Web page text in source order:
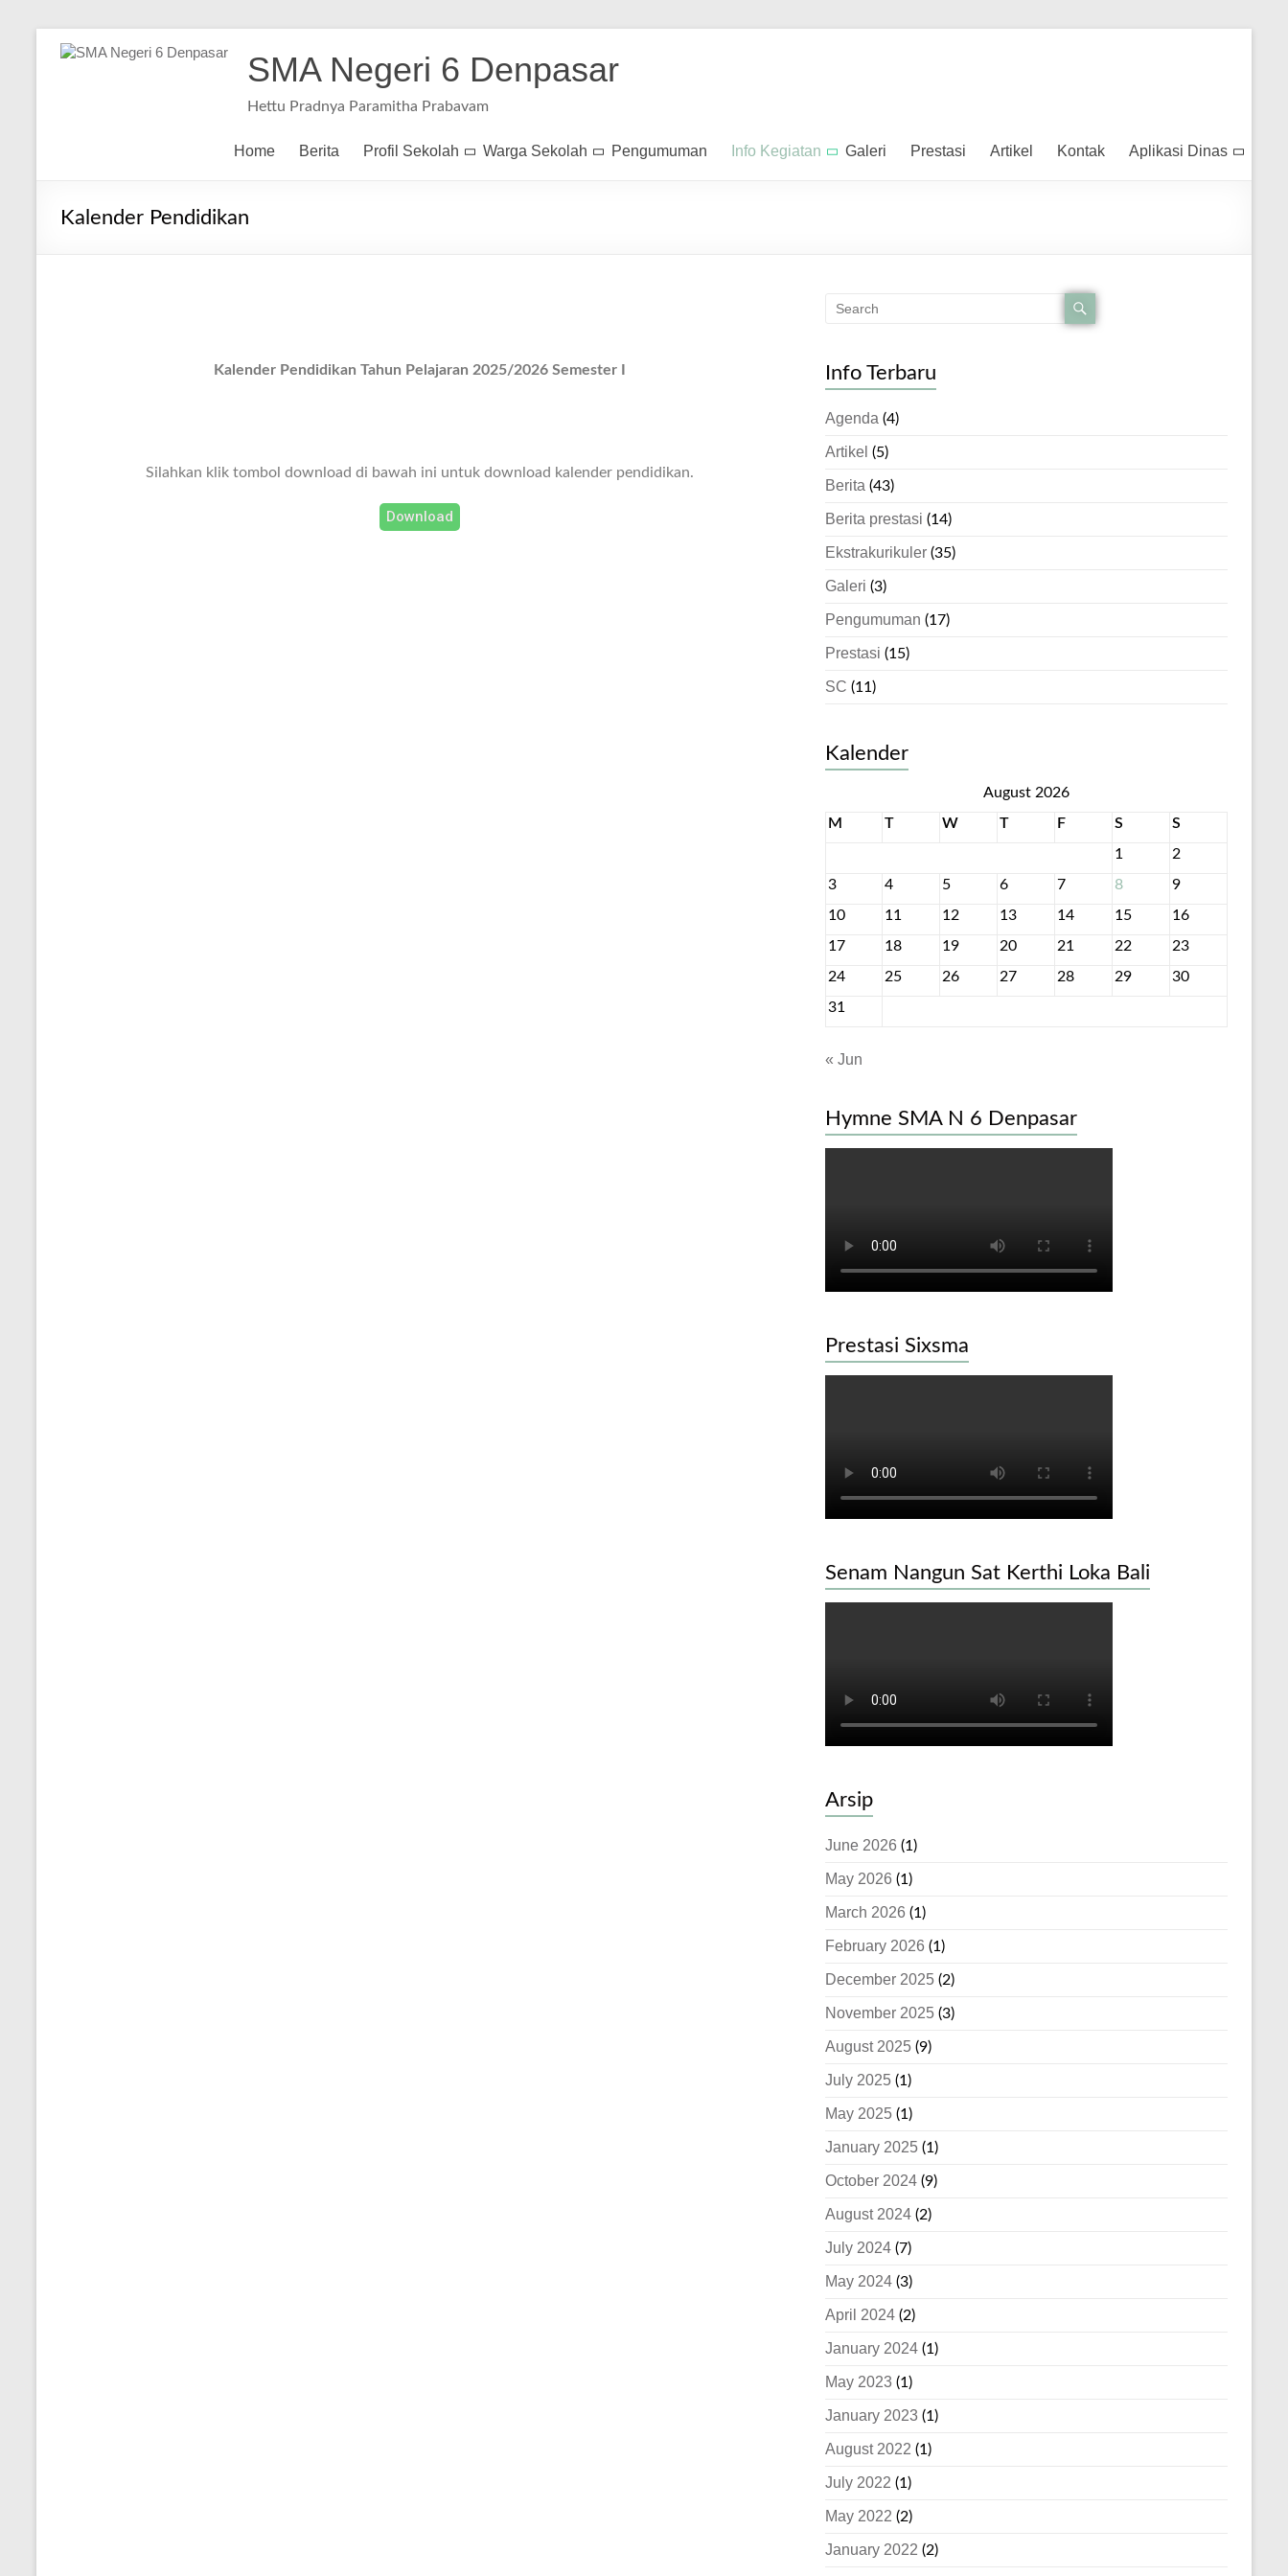
SMA Negeri 6 Denpasar
Hettu Pradnya Paramitha Prabavam
Home Berita Profil Sekolah Warga Sekolah Pengumuman Info Kegiatan Galeri Prestasi Artikel Kontak Aplikasi Dinas
Kalender Pendidikan
Kalender Pendidikan Tahun Pelajaran 2025/2026 Semester I
Silahkan klik tombol download di bawah ini untuk download kalender pendidikan.
Download
Info Terbaru
Agenda (4)
Artikel (5)
Berita (43)
Berita prestasi (14)
Ekstrakurikuler (35)
Galeri (3)
Pengumuman (17)
Prestasi (15)
SC (11)
Kalender
August 2026
M
T W T F S
S
1
2
3
4 5 6 7 8
9
10
11 12 13 14 15
16
17
18 19 20 21 22
23
24
25 26 27 28 29
30
31
« Jun
Hymne SMA N 6 Denpasar
Prestasi Sixsma
Senam Nangun Sat Kerthi Loka Bali
Arsip
June 2026 (1)
May 2026 (1)
March 2026 (1)
February 2026 (1)
December 2025 (2)
November 2025 (3)
August 2025 (9)
July 2025 (1)
May 2025 (1)
January 2025 (1)
October 2024 (9)
August 2024 (2)
July 2024 (7)
May 2024 (3)
April 2024 (2)
January 2024 (1)
May 2023 (1)
January 2023 (1)
August 2022 (1)
July 2022 (1)
May 2022 (2)
January 2022 (2)